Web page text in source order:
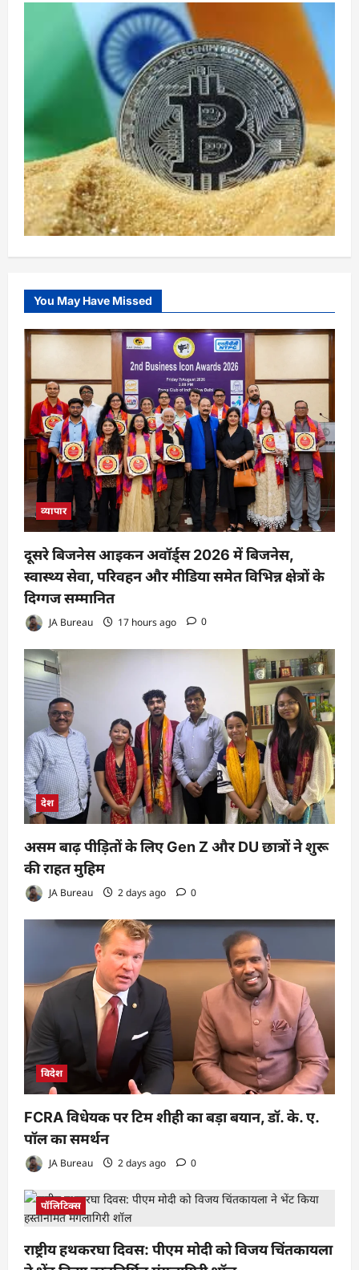
You May Have Missed
व्यापार
दूसरे बिजनेस आइकन अवॉर्ड्स 2026 में बिजनेस,
स्वास्थ्य सेवा, परिवहन और मीडिया समेत विभिन्न क्षेत्रों के
दिग्गज सम्मानित
JA Bureau 17 hours ago 0
देश
असम बाढ़ पीड़ितों के लिए Gen Z और DU छात्रों ने शुरू
की राहत मुहिम
JA Bureau 2 days ago 0
विदेश
FCRA विधेयक पर टिम शीही का बड़ा बयान, डॉ. के. ए.
पॉल का समर्थन
JA Bureau 2 days ago 0
पॉलिटिक्स
राष्ट्रीय हथकरघा दिवस: पीएम मोदी को विजय चिंतकायला